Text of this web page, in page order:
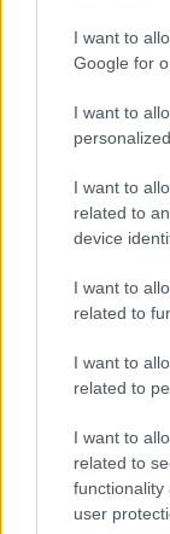
I want to
Google for
I want to
I want to
related to
device
I want to
related to
I want to
related to
I want to
related to
functionality
user
σε
χοιρινό
κουτάλα.
σέλινο,
τα
ξανά το
φαγητό
τα υγρά
Όταν το